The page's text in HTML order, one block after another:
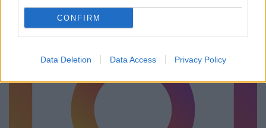
CONFIRM
Data Deletion Data Access Privacy Policy